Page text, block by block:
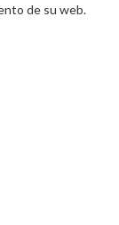
de su web.